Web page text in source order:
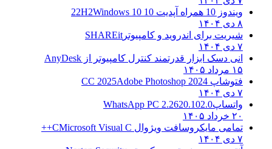
ویندوز 10 همراه آپدیت 10 22H2
Windows 10
۸ دی ۱۴۰۴
شیریت برای اندروید و کامپیوتر SHAREit
۷ دی ۱۴۰۴
انی دسک ابزار قدرتمند کنترل کامپیوتر از AnyDesk
۱۵ مرداد ۱۴۰۵
فتوشاپ CC 2025 Adobe Photoshop 2024
۷ دی ۱۴۰۴
واتساپWhatsApp PC 2.2620.102.0
۲۰ خرداد ۱۴۰۵
تمامی مایکروسافت ویژوال C Microsoft Visual C++
۷ دی ۱۴۰۴